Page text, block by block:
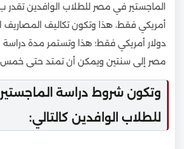
دولار أمريكي فقط؛ هذا وتستمر مدة دراسة
مصر إلى سنتين ويمكن أن تمتد حتى
وتكون شروط دراسة
للطلاب الوافدين كالتالي: